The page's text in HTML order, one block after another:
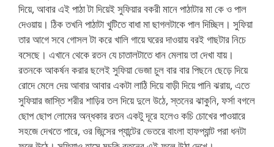
দিয়ে, আবার এই পাঠা টা দিয়েই সুফিয়ার বকরী মানে পাঠাটার মা কে ও পাল
দেওয়ায়। ঠিক তখনি পাঠাটা খুটিতে বাধা মা ছাগলটাকে পাল দিচ্ছিল। সুফিয়া
তার আগে সবে গোসল টা করে খালি গায়ে ঘরের দাওয়ায় বরই গাছটার নিচে
বসেছে। এখানে থেকে রতন যে চাতালটাতে ধান মেলায় তা দেখা যায়।
রতনকে আকর্ষন করার ছলেই সুফিয়া ভেজা চুল বার বার পিছনে ছেড়ে দিয়ে
রোদে মেলে দেয় আবার আবার একটা লাঠি দিয়ে বাড়ী দিয়ে পানি ঝরায়, এতে
সুফিয়ার জাস্তি শরীর শাড়ির তল দিয়ে দুলে উঠে, স্তনের ঝাকুনি, ফর্সা বগলে
ছোপ ছোপ লোমের অন্ধকার রতন একটু দূরে হলেও কচি চোখের পাওয়ারে
সহজে দেখতে পারে, ওর জিন্সের প্যান্টের ভেতরে বাংলা হাফপ্যান্ট পরা ধনটা